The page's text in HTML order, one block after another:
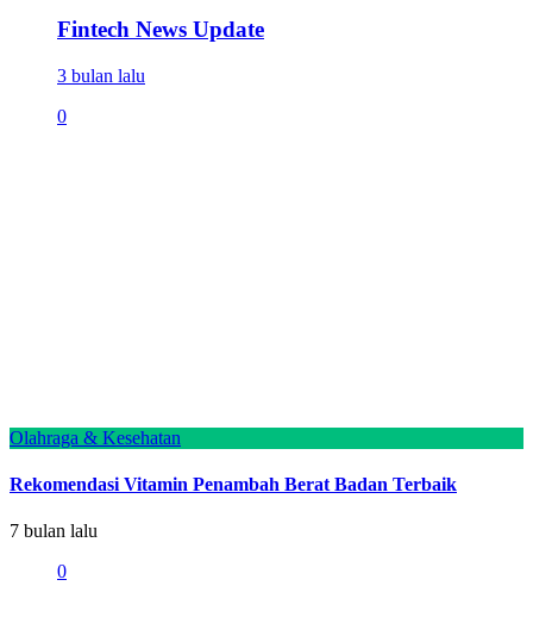
Fintech News Update
3 bulan lalu
0
Olahraga & Kesehatan
Rekomendasi Vitamin Penambah Berat Badan Terbaik
7 bulan lalu
0